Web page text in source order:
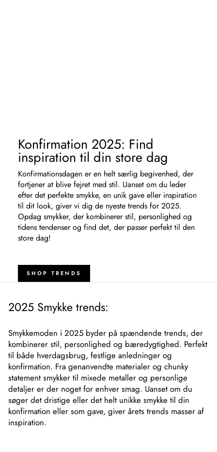
Konfirmation 2025: Find
inspiration til din store dag
Konfirmationsdagen er en helt særlig begivenhed, der
fortjener at blive fejret med stil. Uanset om du leder
efter det perfekte smykke, en unik gave eller inspiration
til dit look, giver vi dig de nyeste trends for 2025.
Opdag smykker, der kombinerer stil, personlighed og
tidens tendenser og find det, der passer perfekt til den
store dag!
SHOP TRENDS
2025 Smykke trends:
Smykkemoden i 2025 byder på spændende trends, der
kombinerer stil, personlighed og bæredygtighed. Perfekt
til både hverdagsbrug, festlige anledninger og
konfirmation. Fra genanvendte materialer og chunky
statement smykker til mixede metaller og personlige
detaljer er der noget for enhver smag. Uanset om du
søger det dristige eller det helt unikke smykke til din
konfirmation eller som gave, giver årets trends masser af
inspiration.